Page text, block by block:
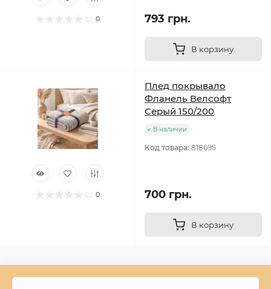
0 793 грн.
В корзину
0
Плед покрывало
Фланель Велсофт
Серый 150/200
В наличии
Код товара: 818695
700 грн.
В корзину